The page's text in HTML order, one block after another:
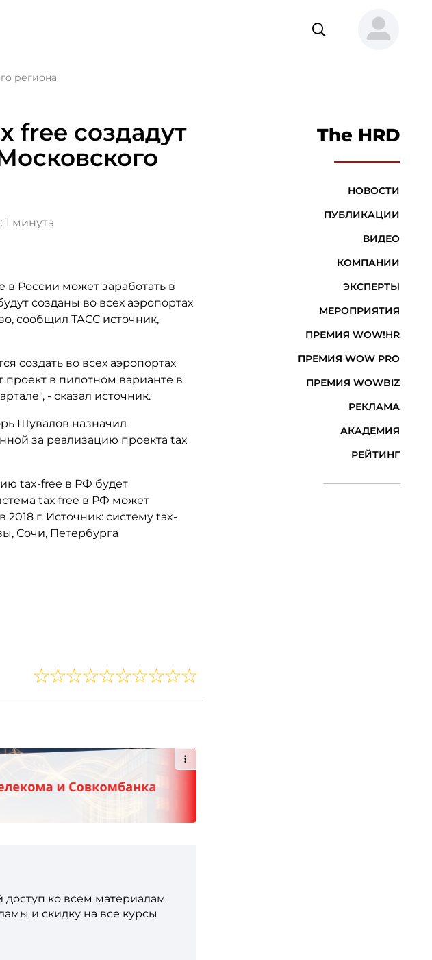
региона
free создадут
1 минута
России может заработать в
созданы во всех аэропортах
сообщил ТАСС источник,
создать во всех аэропортах
проект в пилотном варианте в
- сказал источник.
Шувалов назначил
за реализацию проекта tax
tax-free в РФ будет
tax free в РФ может
г. Источник: систему tax-
Сочи, Петербурга
The HRD
НОВОСТИ
ПУБЛИКАЦИИ
ВИДЕО
КОМПАНИИ
ЭКСПЕРТЫ
МЕРОПРИЯТИЯ
ПРЕМИЯ WOW!HR
ПРЕМИЯ WOW PRO
ПРЕМИЯ WOWBIZ
РЕКЛАМА
АКАДЕМИЯ
РЕЙТИНГ
ко всем материалам
и скидку на все курсы